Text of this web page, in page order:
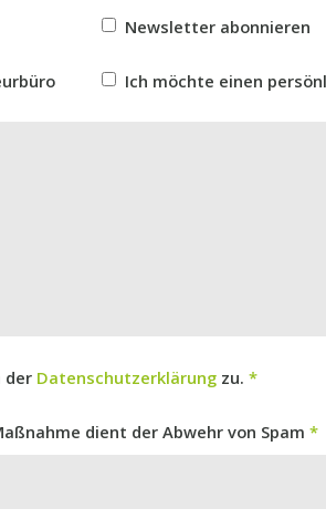
Newsletter abonnieren
Ich möchte einen
der Datenschutzerklärungzu. *
dient der Abwehr von Spam *